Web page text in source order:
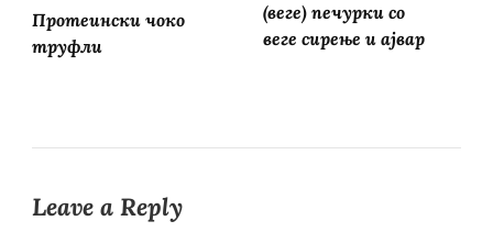
Протеински чоко
труфли
(веге) печурки со
веге сирење и ајвар
Leave a Reply